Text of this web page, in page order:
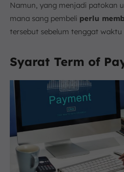
Namun, yang menjadi patokan
mana sang pembeli perlu
tersebut sebelum tenggat waktu
Syarat Term of